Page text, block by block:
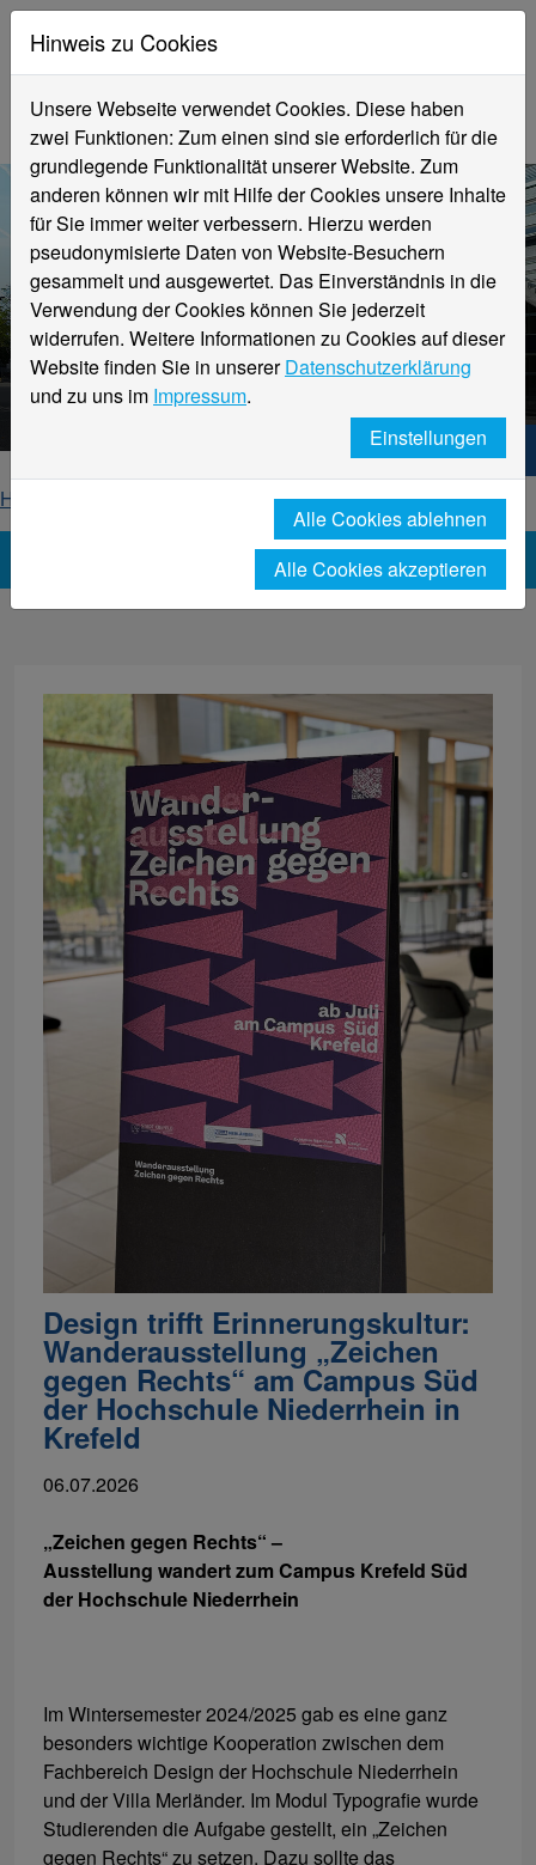
Aktuelle Meldungen
Hochschule Niederrhein
Hochschule Niederrhein. Dein Weg.
Home
News-Detailseite
Design trifft Erinnerungskultur:
Wanderausstellung „Zeichen
gegen Rechts“ am Campus Süd
der Hochschule Niederrhein in
Krefeld
06.07.2026
„Zeichen gegen Rechts“ –
Ausstellung wandert zum Campus Krefeld Süd
der Hochschule Niederrhein
Im Wintersemester 2024/2025 gab es eine ganz
besonders wichtige Kooperation zwischen dem
Fachbereich Design der Hochschule Niederrhein
und der Villa Merländer. Im Modul Typografie wurde
Studierenden die Aufgabe gestellt, ein „Zeichen
gegen Rechts“ zu setzen. Dazu sollte das
Hinweis zu Cookies
Unsere Webseite verwendet Cookies. Diese haben
zwei Funktionen: Zum einen sind sie erforderlich für die
grundlegende Funktionalität unserer Website. Zum
anderen können wir mit Hilfe der Cookies unsere Inhalte
für Sie immer weiter verbessern. Hierzu werden
pseudonymisierte Daten von Website-Besuchern
gesammelt und ausgewertet. Das Einverständnis in die
Verwendung der Cookies können Sie jederzeit
widerrufen. Weitere Informationen zu Cookies auf dieser
Website finden Sie in unsererDatenschutzerklärung
und zu uns im Impressum.
Einstellungen
Alle Cookies ablehnen
Alle Cookies akzeptieren